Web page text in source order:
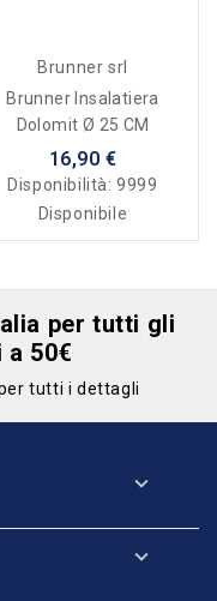
Brunner srl
Brunner Insalatiera
Dolomit Ø 25 CM
16,90 €
Disponibilità:9999
Disponibile
per tutti gli
50€
tutti i dettagli

